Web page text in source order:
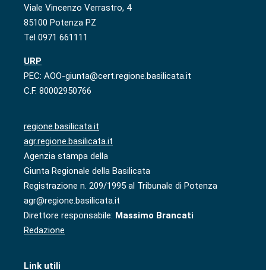
Viale Vincenzo Verrastro, 4
85100 Potenza PZ
Tel 0971 661111
URP
PEC: AOO-giunta@cert.regione.basilicata.it
C.F. 80002950766
regione.basilicata.it
agr.regione.basilicata.it
Agenzia stampa della
Giunta Regionale della Basilicata
Registrazione n. 209/1995 al Tribunale di Potenza
agr@regione.basilicata.it
Direttore responsabile: Massimo Brancati
Redazione
Link utili